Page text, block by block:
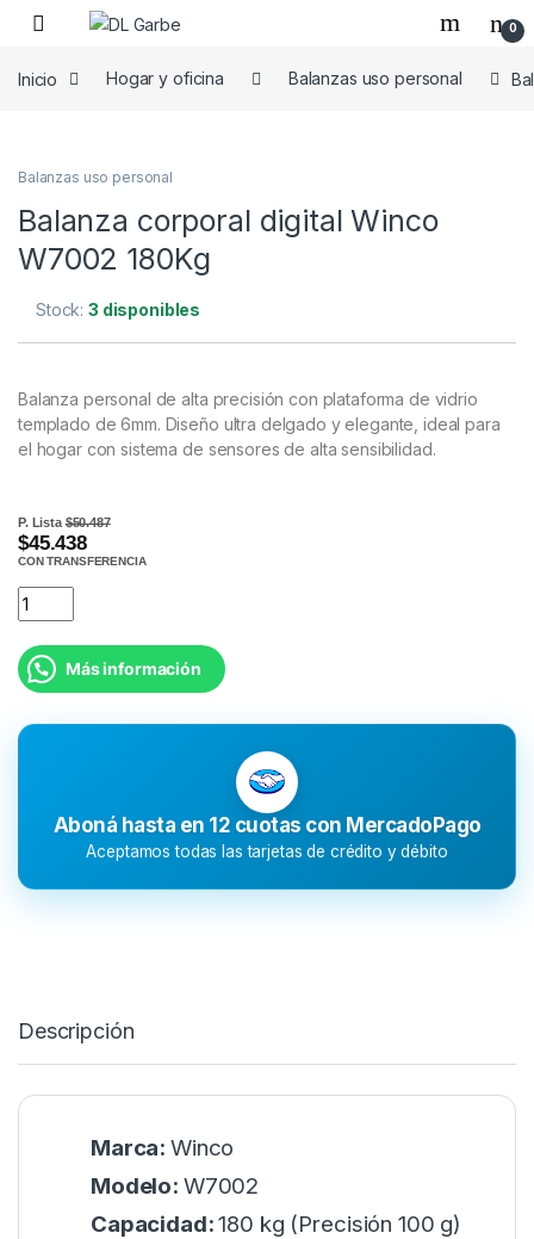
0
Inicio Hogar y oficina Balanzas uso personal
Balanzas uso personal
Balanza corporal digital Winco
W7002 180Kg
Stock:3 disponibles
Balanza personal de alta precisión con plataforma de vidrio
templado de 6mm. Diseño ultra delgado y elegante, ideal para
el hogar con sistema de sensores de alta sensibilidad.
P. Lista$50.487
$45.438
CON TRANSFERENCIA
Más información
Aboná hasta en 12 cuotas con MercadoPago
Aceptamos todas las tarjetas de crédito y débito
Descripción
Marca:Winco
Modelo: W7002
Capacidad:180 kg (Precisión 100 g)